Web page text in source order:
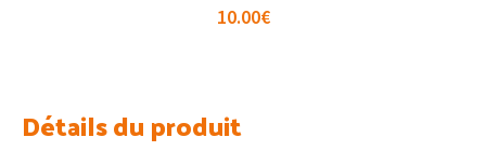
10.00€
Détails du produit